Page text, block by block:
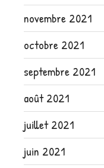
novembre 2021
octobre 2021
septembre 2021
août 2021
juillet 2021
juin 2021